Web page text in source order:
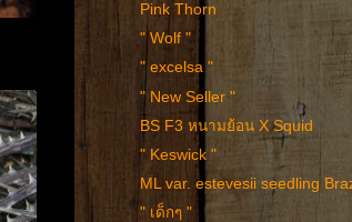
Pink Thorn
" Wolf "
" excelsa "
" New Seller "
BS F3 หนามย้อน X Squid
" Keswick "
ML var. estevesii seedling
" เด็กๆ "